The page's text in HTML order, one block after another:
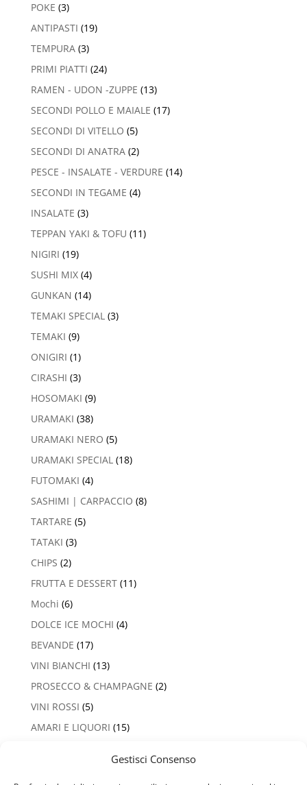
Gestisci Consenso
POKE (3)
ANTIPASTI (19)
TEMPURA (3)
PRIMI PIATTI (24)
RAMEN - UDON -ZUPPE (13)
SECONDI POLLO E MAIALE (17)
SECONDI DI VITELLO (5)
SECONDI DI ANATRA (2)
PESCE - INSALATE - VERDURE (14)
SECONDI IN TEGAME (4)
INSALATE (3)
TEPPAN YAKI & TOFU (11)
NIGIRI (19)
SUSHI MIX (4)
GUNKAN (14)
TEMAKI SPECIAL (3)
TEMAKI (9)
ONIGIRI (1)
CIRASHI (3)
HOSOMAKI (9)
URAMAKI (38)
URAMAKI NERO (5)
URAMAKI SPECIAL (18)
FUTOMAKI (4)
SASHIMI | CARPACCIO (8)
TARTARE (5)
TATAKI (3)
CHIPS (2)
FRUTTA E DESSERT (11)
Mochi (6)
DOLCE ICE MOCHI (4)
BEVANDE (17)
VINI BIANCHI (13)
PROSECCO & CHAMPAGNE (2)
VINI ROSSI (5)
AMARI E LIQUORI (15)